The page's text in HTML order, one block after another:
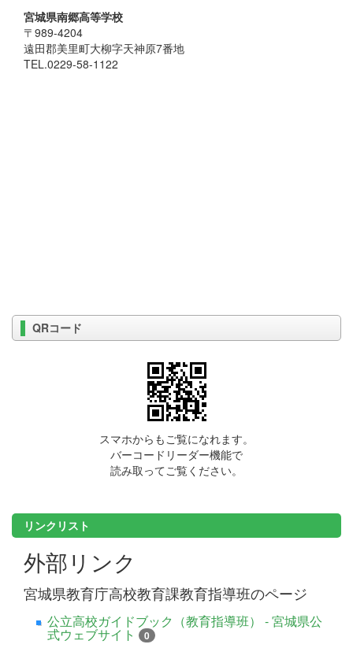
宮城県南郷高等学校
〒989-4204
遠田郡美里町大柳字天神原7番地
TEL.0229-58-1122
QRコード
スマホからもご覧になれます。
バーコードリーダー機能で
読み取ってご覧ください。
リンクリスト
外部リンク
宮城県教育庁高校教育課教育指導班のページ
公立高校ガイドブック（教育指導班） - 宮城県公
式ウェブサイト 0